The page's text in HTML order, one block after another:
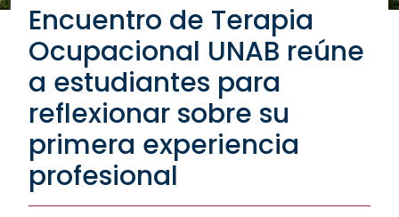
Encuentro de Terapia
Ocupacional UNAB reúne
a estudiantes para
reflexionar sobre su
primera experiencia
profesional